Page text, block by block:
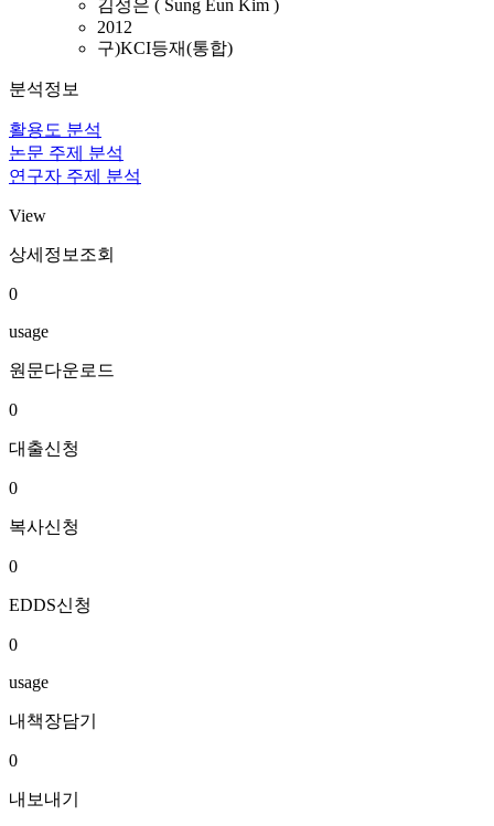
김성은 ( Sung Eun Kim )
2012
구)KCI등재(통합)
분석정보
활용도 분석
논문 주제 분석
연구자 주제 분석
View
상세정보조회
0
usage
원문다운로드
0
대출신청
0
복사신청
0
EDDS신청
0
usage
내책장담기
0
내보내기